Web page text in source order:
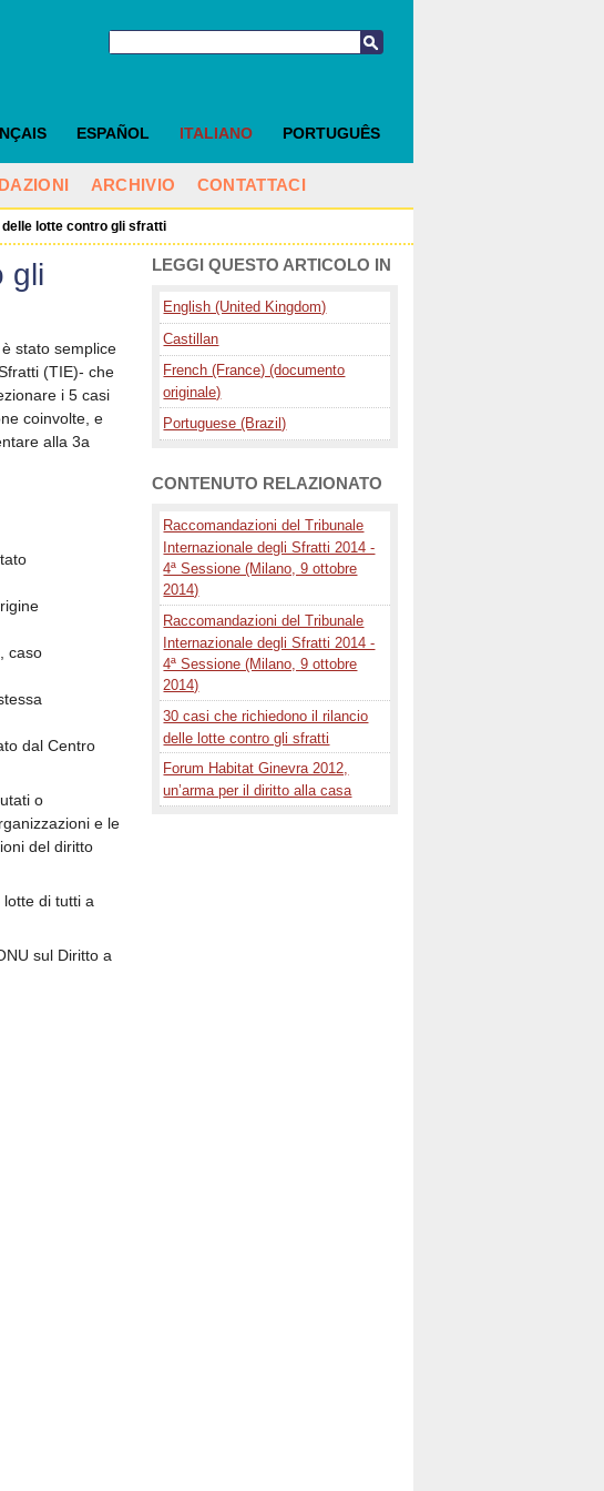
ESPAÑOL ITALIANO PORTUGUÊS
ARCHIVIO CONTATTACI
lotte contro gli sfratti
gli
stato semplice
(TIE)- che
i 5 casi
coinvolte, e
alla 3a
caso
dal Centro
o
e le
del diritto
di tutti a
sul Diritto a
LEGGI QUESTO ARTICOLO IN
English (United Kingdom)
Castillan
French (France) (documento
originale)
Portuguese (Brazil)
CONTENUTO RELAZIONATO
Raccomandazioni del Tribunale
Internazionale degli Sfratti 2014 -
4ª Sessione (Milano, 9 ottobre
2014)
Raccomandazioni del Tribunale
Internazionale degli Sfratti 2014 -
4ª Sessione (Milano, 9 ottobre
2014)
30 casi che richiedono il rilancio
delle lotte contro gli sfratti
Forum Habitat Ginevra 2012,
un’arma per il diritto alla casa